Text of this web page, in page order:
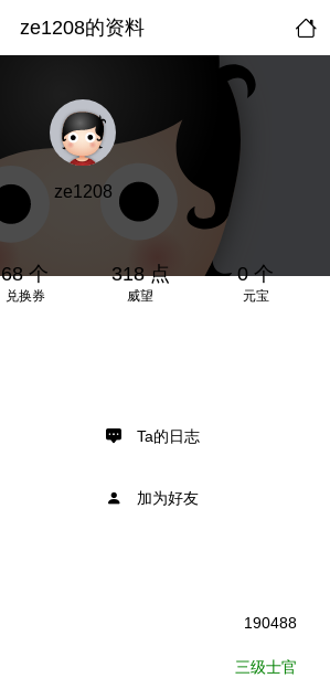
ze1208的资料
ze1208
68 个
兑换券
318 点
威望
0 个
元宝
Ta的日志
加为好友
190488
三级士官